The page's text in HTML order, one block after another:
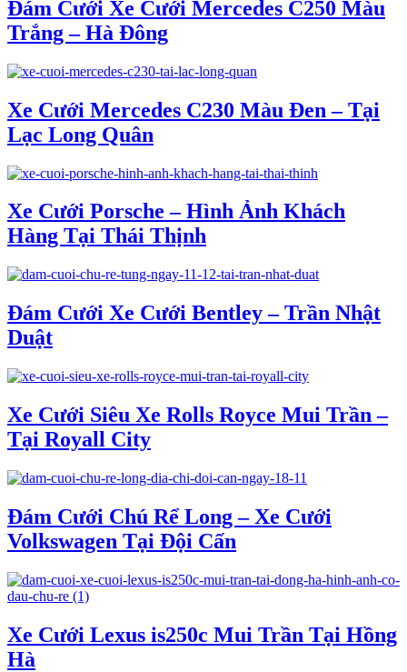
Đám Cưới Xe Cưới Mercedes C250 Màu
Trắng – Hà Đông
Xe Cưới Mercedes C230 Màu Đen – Tại
Lạc Long Quân
Xe Cưới Porsche – Hình Ảnh Khách
Hàng Tại Thái Thịnh
Đám Cưới Xe Cưới Bentley – Trần Nhật
Duật
Xe Cưới Siêu Xe Rolls Royce Mui Trần –
Tại Royall City
Đám Cưới Chú Rể Long – Xe Cưới
Volkswagen Tại Đội Cấn
Xe Cưới Lexus is250c Mui Trần Tại Hồng
Hà